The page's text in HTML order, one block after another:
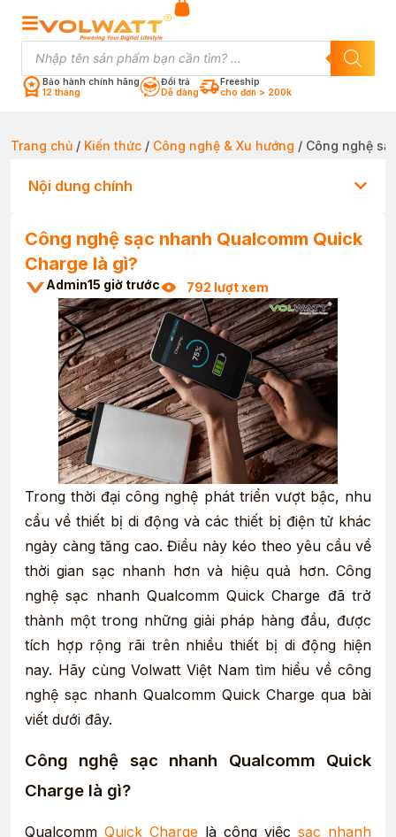
Bảo hành chính hãng
12 tháng
Đổi trả
Dễ dàng
Freeship
cho đơn > 200k
Trang chủ / Kiến thức / Công nghệ & Xu hướng / Công nghệ
Nội dung chính
Công nghệ sạc nhanh Qualcomm Quick
Charge là gì?
Admin15 giờ trước 792 lượt xem
Trong thời đại công nghệ phát triển vượt bậc, nhu
cầu về thiết bị di động và các thiết bị điện tử khác
ngày càng tăng cao. Điều này kéo theo yêu cầu về
thời gian sạc nhanh hơn và hiệu quả hơn. Công
nghệ sạc nhanh Qualcomm Quick Charge đã trở
thành một trong những giải pháp hàng đầu, được
tích hợp rộng rãi trên nhiều thiết bị di động hiện
nay. Hãy cùng Volwatt Việt Nam tìm hiểu về công
nghệ sạc nhanh Qualcomm Quick Charge qua bài
viết dưới đây.
Công nghệ sạc nhanh Qualcomm Quick
Charge là gì?
Qualcomm Quick Charge là công việc sạc nhanh